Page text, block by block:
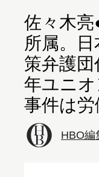
佐々木
所属。
策弁護
年ユニ
事件は
HBO編